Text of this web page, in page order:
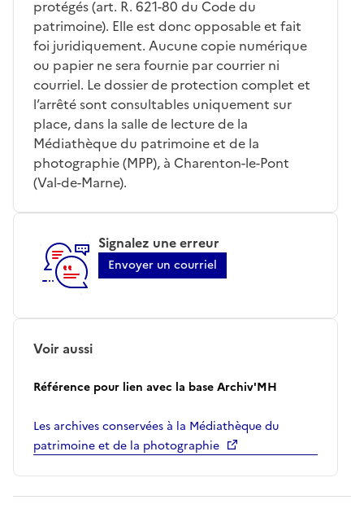
protégés (art. R. 621-80 du Code du
patrimoine). Elle est donc opposable et fait
foi juridiquement. Aucune copie numérique
ou papier ne sera fournie par courrier ni
courriel. Le dossier de protection complet et
l’arrêté sont consultables uniquement sur
place, dans la salle de lecture de la
Médiathèque du patrimoine et de la
photographie (MPP), à Charenton-le-Pont
(Val-de-Marne).
Signalez une erreur
Envoyer un courriel
Voir aussi
Référence pour lien avec la base Archiv'MH
Les archives conservées à la Médiathèque du
patrimoine et de la photographie